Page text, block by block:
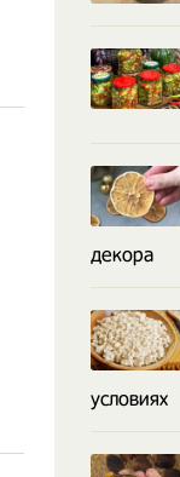
декора
условиях